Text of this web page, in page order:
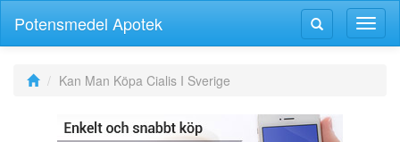
Växla
Växla
navigering
Potensmedel Apotek
Kan Man Köpa Cialis I Sverige